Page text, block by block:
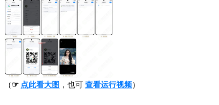
（☞ 点此看大图 ，也可 查看运行视频）